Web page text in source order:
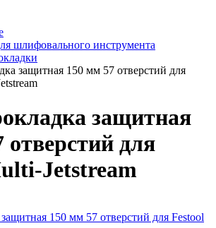
шлифовального инструмента
защитная 150 мм 57 отверстий для
защитная
отверстий для
Jetstream